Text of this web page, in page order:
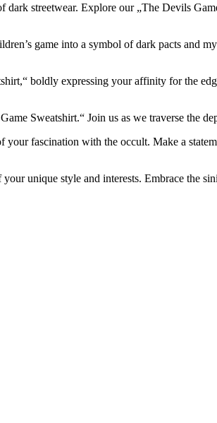
streetwear. Explore our „The Devils
game into a symbol of dark pacts and
boldly expressing your affinity for the
Sweatshirt.“ Join us as we traverse the
fascination with the occult. Make a
unique style and interests. Embrace the